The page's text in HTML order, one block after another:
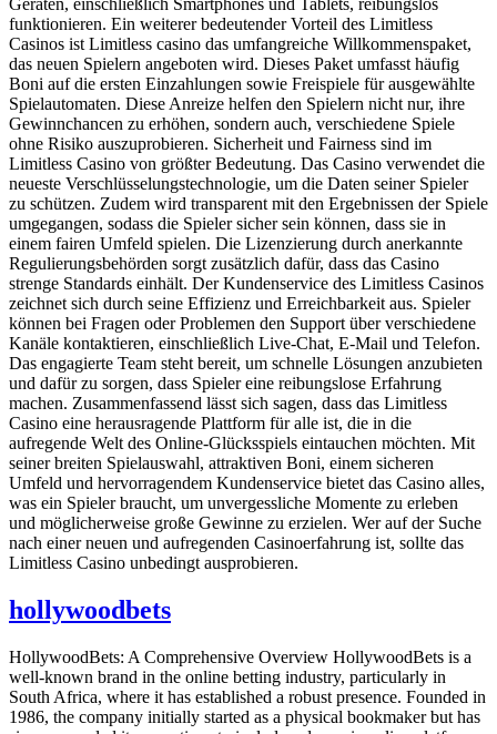
funktionieren. Ein weiterer bedeutender Vorteil des Limitless
Casinos ist Limitless casino das umfangreiche Willkommenspaket,
das neuen Spielern angeboten wird. Dieses Paket umfasst häufig
Boni auf die ersten Einzahlungen sowie Freispiele für ausgewählte
Spielautomaten. Diese Anreize helfen den Spielern nicht nur, ihre
Gewinnchancen zu erhöhen, sondern auch, verschiedene Spiele
ohne Risiko auszuprobieren. Sicherheit und Fairness sind im
Limitless Casino von größter Bedeutung. Das Casino verwendet die
neueste Verschlüsselungstechnologie, um die Daten seiner Spieler
zu schützen. Zudem wird transparent mit den Ergebnissen der Spiele
umgegangen, sodass die Spieler sicher sein können, dass sie in
einem fairen Umfeld spielen. Die Lizenzierung durch anerkannte
Regulierungsbehörden sorgt zusätzlich dafür, dass das Casino
strenge Standards einhält. Der Kundenservice des Limitless Casinos
zeichnet sich durch seine Effizienz und Erreichbarkeit aus. Spieler
können bei Fragen oder Problemen den Support über verschiedene
Kanäle kontaktieren, einschließlich Live-Chat, E-Mail und Telefon.
Das engagierte Team steht bereit, um schnelle Lösungen anzubieten
und dafür zu sorgen, dass Spieler eine reibungslose Erfahrung
machen. Zusammenfassend lässt sich sagen, dass das Limitless
Casino eine herausragende Plattform für alle ist, die in die
aufregende Welt des Online-Glücksspiels eintauchen möchten. Mit
seiner breiten Spielauswahl, attraktiven Boni, einem sicheren
Umfeld und hervorragendem Kundenservice bietet das Casino alles,
was ein Spieler braucht, um unvergessliche Momente zu erleben
und möglicherweise große Gewinne zu erzielen. Wer auf der Suche
nach einer neuen und aufregenden Casinoerfahrung ist, sollte das
Limitless Casino unbedingt ausprobieren.
hollywoodbets
HollywoodBets: A Comprehensive Overview HollywoodBets is a
well-known brand in the online betting industry, particularly in
South Africa, where it has established a robust presence. Founded in
1986, the company initially started as a physical bookmaker but has